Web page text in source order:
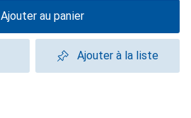
Ajouter au panier
Ajouter à la liste